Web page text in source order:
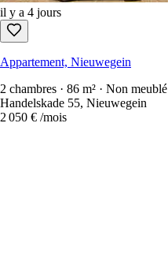
il y a 4 jours
Appartement, Nieuwegein
2 chambres · 86 m² · Non meublé
Handelskade 55, Nieuwegein
2 050 € /mois